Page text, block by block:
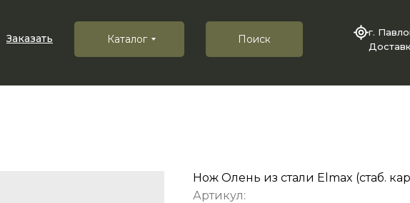
г.
Поиск
Каталог
Заказать
Нож Олень из стали Elmax (стаб.
Артикул: